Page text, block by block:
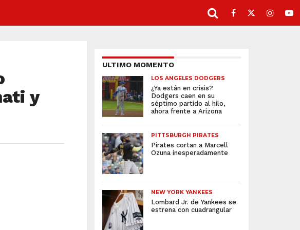
y
ULTIMO MOMENTO
LOS ANGELES DODGERS
¿Ya están en crisis?
Dodgers caen en su
séptimo partido al hilo,
ahora frente a Arizona
PITTSBURGH PIRATES
Pirates cortan a Marcell
Ozuna inesperadamente
NEW YORK YANKEES
Lombard Jr. de Yankees se
estrena con cuadrangular